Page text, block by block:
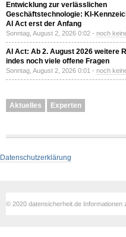
Entwicklung zur verlässlichen
Geschäftstechnologie: KI-
AI Act erst der Anfang
Sonntag, August 2, 2026 0:02 - noch
AI Act: Ab 2. August 2026 weitere
indes noch viele offene Fragen
Sonntag, August 2, 2026 0:01 - noch
Aktuelles Experten
Datenschutzerklärung
© 2020 datensicherheit.de